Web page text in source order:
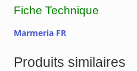
Fiche Technique
Marmeria FR
Produits similaires